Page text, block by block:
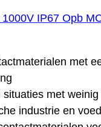
IP67 Opb
met
situaties met
industrie en